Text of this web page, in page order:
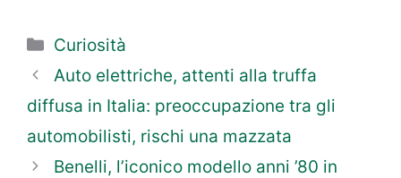
Categorie
Curiosità
Auto elettriche, attenti alla truffa
diffusa in Italia: preoccupazione tra gli
automobilisti, rischi una mazzata
Benelli, l’iconico modello anni ’80 in